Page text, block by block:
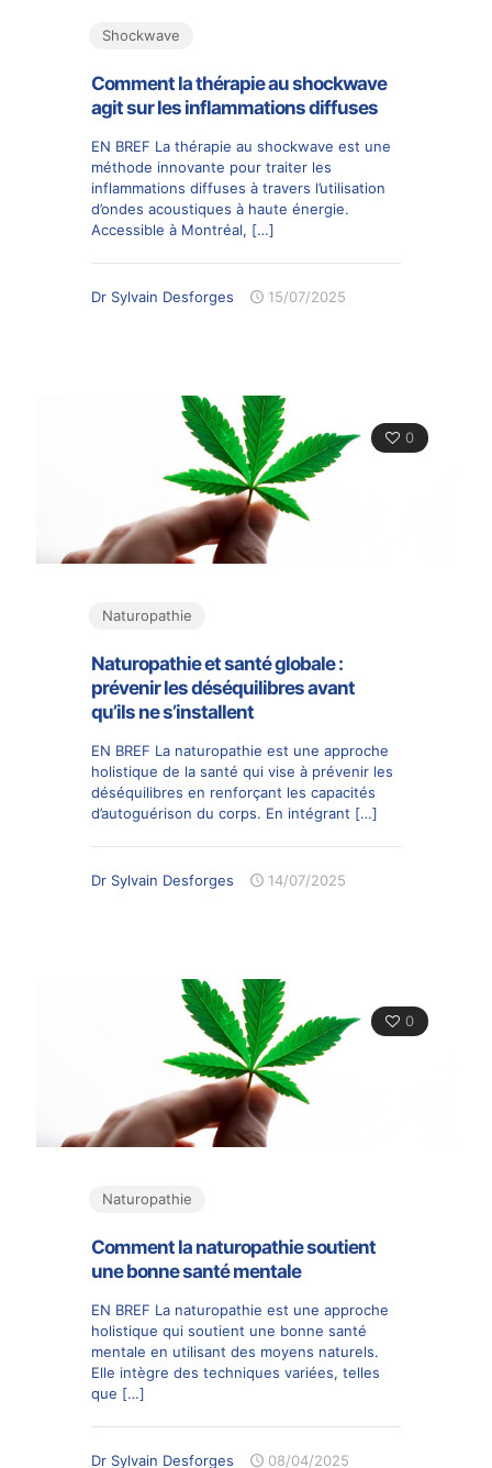
Shockwave
Comment la thérapie au shockwave
agit sur les inflammations diffuses
EN BREF La thérapie au shockwave est une
méthode innovante pour traiter les
inflammations diffuses à travers l’utilisation
d’ondes acoustiques à haute énergie.
Accessible à Montréal, […]
Dr Sylvain Desforges 15/07/2025
0
Naturopathie
Naturopathie et santé globale :
prévenir les déséquilibres avant
qu’ils ne s’installent
EN BREF La naturopathie est une approche
holistique de la santé qui vise à prévenir les
déséquilibres en renforçant les capacités
d’autoguérison du corps. En intégrant […]
Dr Sylvain Desforges 14/07/2025
0
Naturopathie
Comment la naturopathie soutient
une bonne santé mentale
EN BREF La naturopathie est une approche
holistique qui soutient une bonne santé
mentale en utilisant des moyens naturels.
Elle intègre des techniques variées, telles
que […]
Dr Sylvain Desforges 08/04/2025